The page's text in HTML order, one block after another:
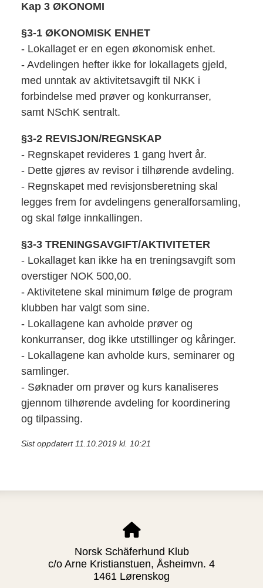
Kap 3 ØKONOMI
§3-1 ØKONOMISK ENHET
- Lokallaget er en egen økonomisk enhet.
- Avdelingen hefter ikke for lokallagets gjeld,
med unntak av aktivitetsavgift til NKK i
forbindelse med prøver og konkurranser,
samt NSchK sentralt.
§3-2 REVISJON/REGNSKAP
- Regnskapet revideres 1 gang hvert år.
- Dette gjøres av revisor i tilhørende avdeling.
- Regnskapet med revisjonsberetning skal
legges frem for avdelingens generalforsamling,
og skal følge innkallingen.
§3-3 TRENINGSAVGIFT/AKTIVITETER
- Lokallaget kan ikke ha en treningsavgift som
overstiger NOK 500,00.
- Aktivitetene skal minimum følge de program
klubben har valgt som sine.
- Lokallagene kan avholde prøver og
konkurranser, dog ikke utstillinger og kåringer.
- Lokallagene kan avholde kurs, seminarer og
samlinger.
- Søknader om prøver og kurs kanaliseres
gjennom tilhørende avdeling for koordinering
og tilpassing.
Sist oppdatert 11.10.2019 kl. 10:21
Norsk Schäferhund Klub
c/o Arne Kristianstuen, Åsheimvn. 4
1461 Lørenskog